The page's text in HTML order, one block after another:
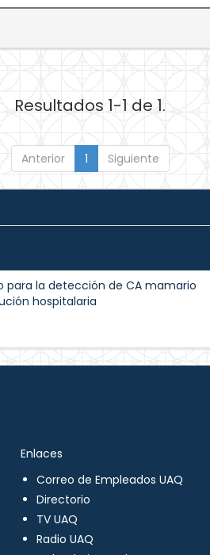
Resultados 1-1 de 1.
Anterior 1 Siguiente
la detección de CA mamario
hospitalaria
Enlaces
Correo de Empleados UAQ
Directorio
TV UAQ
Radio UAQ